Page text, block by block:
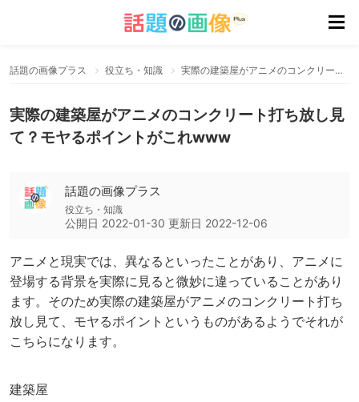
話題の画像プラス 役立ち・知識 実際の建築屋がアニメのコンクリート打ち放し見て？モヤるポイントがこれwww
実際の建築屋がアニメのコンクリート打ち放し見
て？モヤるポイントがこれwww
話題の画像プラス
役立ち・知識
公開日 2022-01-30 更新日 2022-12-06
アニメと現実では、異なるといったことがあり、アニメに
登場する背景を実際に見ると微妙に違っていることがあり
ます。そのため実際の建築屋がアニメのコンクリート打ち
放し見て、モヤるポイントというものがあるようでそれが
こちらになります。
建築屋